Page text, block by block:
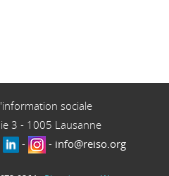
sociale
3 - 1005 Lausanne
- - info@reiso.org